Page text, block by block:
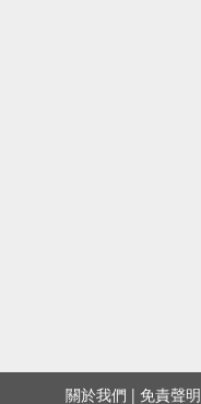
關於我們 | 免責聲明